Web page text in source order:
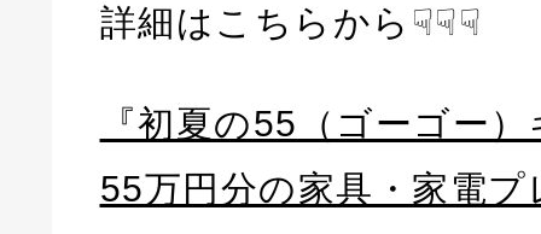
詳細はこちらから☟☟☟
『初夏の55（ゴーゴー
55万円分の家具・家電